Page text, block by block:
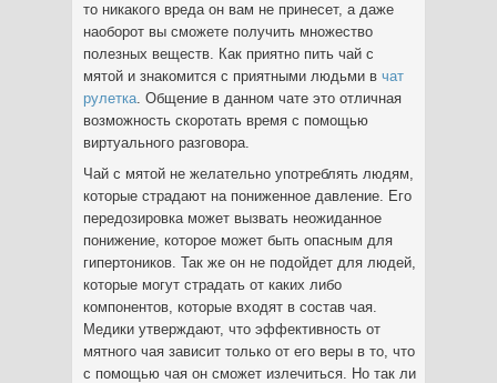
то никакого вреда он вам не принесет, а даже
наоборот вы сможете получить множество
полезных веществ. Как приятно пить чай с
мятой и знакомится с приятными людьми в чат
рулетка. Общение в данном чате это отличная
возможность скоротать время с помощью
виртуального разговора.
Чай с мятой не желательно употреблять людям,
которые страдают на пониженное давление. Его
передозировка может вызвать неожиданное
понижение, которое может быть опасным для
гипертоников. Так же он не подойдет для людей,
которые могут страдать от каких либо
компонентов, которые входят в состав чая.
Медики утверждают, что эффективность от
мятного чая зависит только от его веры в то, что
с помощью чая он сможет излечиться. Но так ли